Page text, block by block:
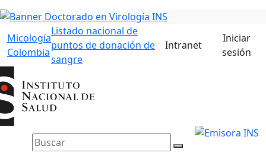
Micología
Colombia
Listado nacional de
puntos de donación de
sangre
Intranet
Iniciar
sesión